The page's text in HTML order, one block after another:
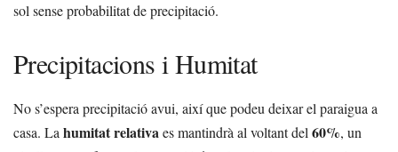
sol sense probabilitat de precipitació.
Precipitacions i Humitat
No s’espera precipitació avui, així que podeu deixar el paraigua a
casa. Lahumitat relativaes mantindrà al voltant del60%, un